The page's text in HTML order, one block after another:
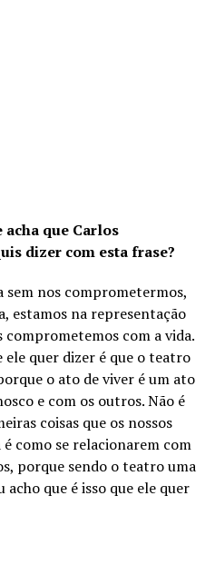
acha que Carlos
dizer com esta frase?
nos comprometermos,
estamos na representação
comprometemos com a vida.
ele quer dizer é que o teatro
o ato de viver é um ato
e com os outros. Não é
coisas que os nossos
como se relacionarem com
porque sendo o teatro uma
acho que é isso que ele quer